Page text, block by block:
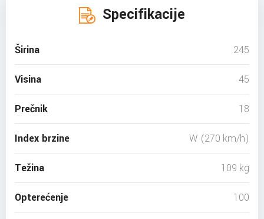
Specifikacije
Širina 245
Visina 45
Prečnik 18
Index brzine W (270 km/h)
Težina 109 kg
Opterećenje 100